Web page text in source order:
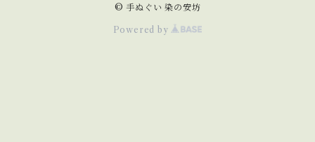
© 手ぬぐい 染の安坊
Powered by